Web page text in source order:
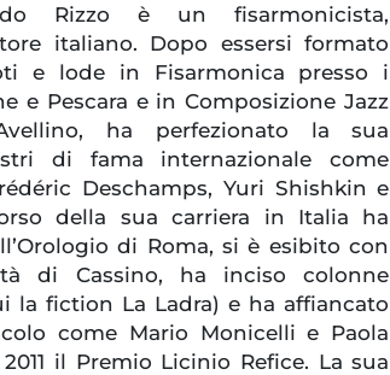
Rizzo è un fisarmonicista,
italiano. Dopo essersi formato
e lode in Fisarmonica presso i
e Pescara e in Composizione Jazz
ha perfezionato la sua
di fama internazionale come
Deschamps, Yuri Shishkin e
della sua carriera in Italia ha
di Roma, si è esibito con
di Cassino, ha inciso colonne
la fiction La Ladra) e ha affiancato
come Mario Monicelli e Paola
il Premio Licinio Refice. La sua